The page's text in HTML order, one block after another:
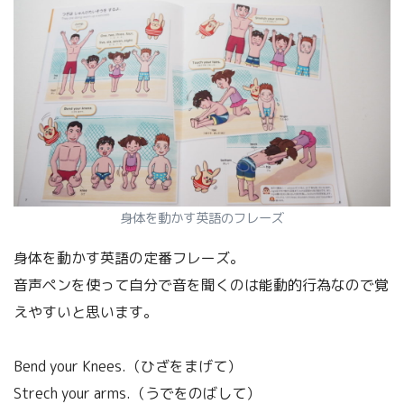
身体を動かす英語のフレーズ
身体を動かす英語の定番フレーズ。
音声ペンを使って自分で音を聞くのは能動的行為なので覚
えやすいと思います。
Bend your Knees.（ひざをまげて）
Strech your arms.（うでをのばして）